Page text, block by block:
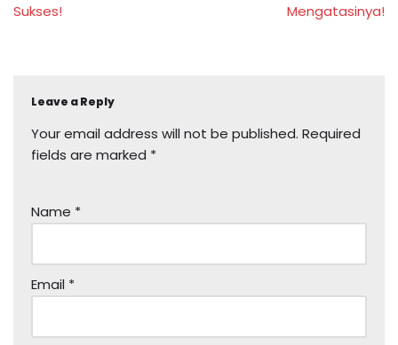
Sukses!
Mengatasinya!
Leave a Reply
Your email address will not be published. Required
fields are marked *
Name *
Email *